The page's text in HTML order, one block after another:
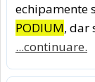
echipamente
PODIUM, dar
...continuare.